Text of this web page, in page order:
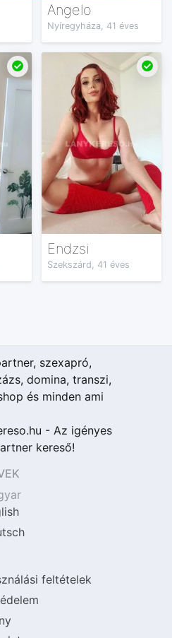
Angelo
Nyíregyháza, 41 éves
Endzsi
Szekszárd, 41 éves
szexapró,
domina, transzi,
és minden ami
- Az igényes
kereső!
feltételek